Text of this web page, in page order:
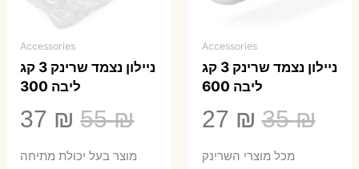
Accessories
ניילון נצמד שרינק 3 קג
ליבה 600
35₪
המחיר
המקורי
27 ₪
הנוכחי
מכל מוצרי השרינק
Accessories
ניילון נצמד שרינק 3 קג
ליבה 300
55₪
המחיר
המקורי
37 ₪
מוצר בעל יכולת מתיחה